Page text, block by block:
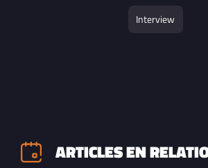
Interview
ARTICLES EN